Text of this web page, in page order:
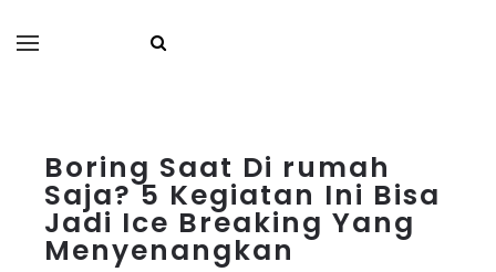
Boring Saat Di rumah
Saja? 5 Kegiatan Ini Bisa
Jadi Ice Breaking Yang
Menyenangkan